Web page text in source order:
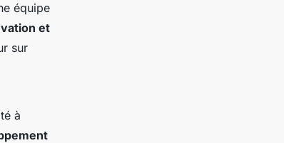
équipe
et
sur
à